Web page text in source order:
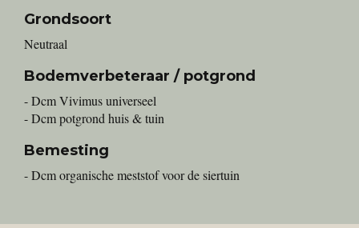
Grondsoort
Neutraal
Bodemverbeteraar / potgrond
- Dcm Vivimus universeel
- Dcm potgrond huis & tuin
Bemesting
- Dcm organische meststof voor de siertuin